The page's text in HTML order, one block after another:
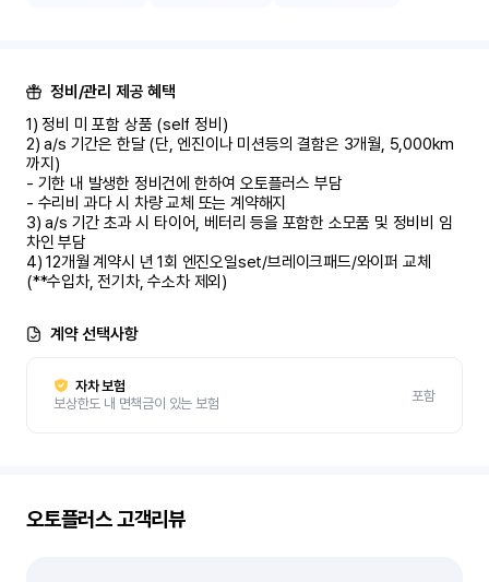
정비/관리 제공 혜택
1) 정비 미 포함 상품 (self 정비)
2) a/s 기간은 한달 (단, 엔진이나 미션등의 결함은 3개월, 5,000km
까지)
- 기한 내 발생한 정비건에 한하여 오토플러스 부담
- 수리비 과다 시 차량 교체 또는 계약해지
3) a/s 기간 초과 시 타이어, 베터리 등을 포함한 소모품 및 정비비 임
차인 부담
4) 12개월 계약시 년 1회 엔진오일set/브레이크패드/와이퍼 교체
(**수입차, 전기차, 수소차 제외)
계약 선택사항
자차 보험
보상한도 내 면책금이 있는 보험
포함
오토플러스고객리뷰